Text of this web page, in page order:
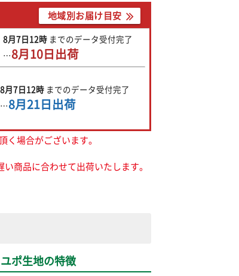
地域別お届け目安
8月7日12時 までのデータ受付完了
…8月10日出荷
8月7日12時 までのデータ受付完了
…8月21日出荷
場合がございます。
商品に合わせて出荷いたします。
ユポ生地の特徴